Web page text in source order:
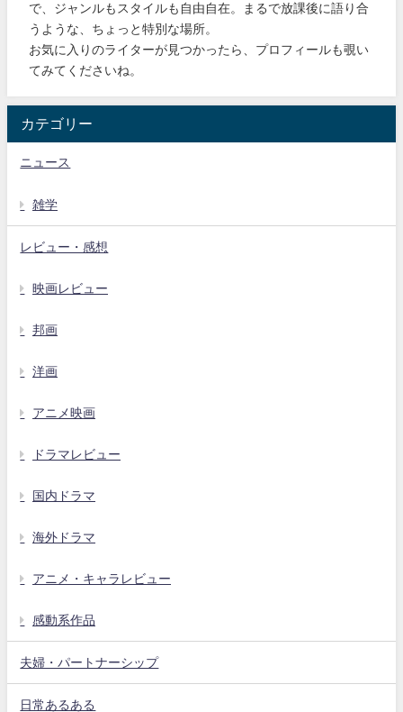
で、ジャンルもスタイルも自由自在。まるで放課後に語り合
うような、ちょっと特別な場所。
お気に入りのライターが見つかったら、プロフィールも覗い
てみてくださいね。
カテゴリー
ニュース
雑学
レビュー・感想
映画レビュー
邦画
洋画
アニメ映画
ドラマレビュー
国内ドラマ
海外ドラマ
アニメ・キャラレビュー
感動系作品
夫婦・パートナーシップ
日常あるある